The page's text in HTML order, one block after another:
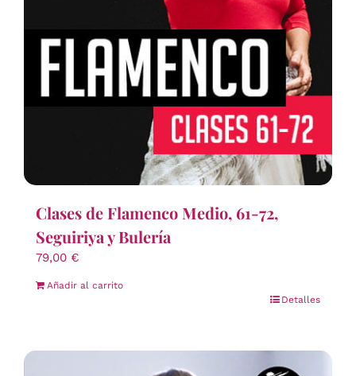
Clases de Flamenco Medio, 61-72,
Seguiriya y Bulería
79,00 €
Añadir al carrito
Detalles